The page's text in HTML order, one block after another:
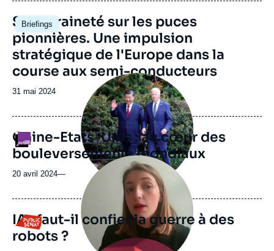
Briefings
Image
principale
Souveraineté sur les puces
pionnières. Une impulsion
stratégique de l'Europe dans la
course aux semi-conducteurs
Date
publication
31 mai 2024
Logo
Image
principale
médiatique
Chine-Etats-Unis : au cœur des
bouleversements mondiaux
20 avril 2024—
Logo
Image
principale
médiatique
IA : faut-il confier la guerre à des
robots ?
Image